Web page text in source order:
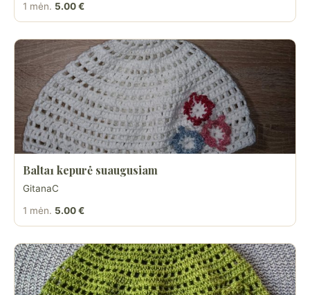
1 mėn. 5.00 €
Balta1 kepurė suaugusiam
GitanaC
1 mėn. 5.00 €